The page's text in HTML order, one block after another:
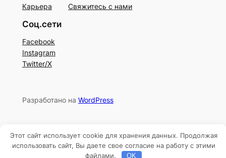
Карьера
Свяжитесь с нами
Соц.сети
Facebook
Instagram
Twitter/X
Разработано на WordPress
Этот сайт использует cookie для хранения данных. Продолжая
использовать сайт, Вы даете свое согласие на работу с этими
файлами.
OK